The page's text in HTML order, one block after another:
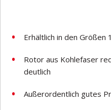
Erhältlich in den Größen
Rotor aus Kohlefaser
deutlich
Außerordentlich gutes